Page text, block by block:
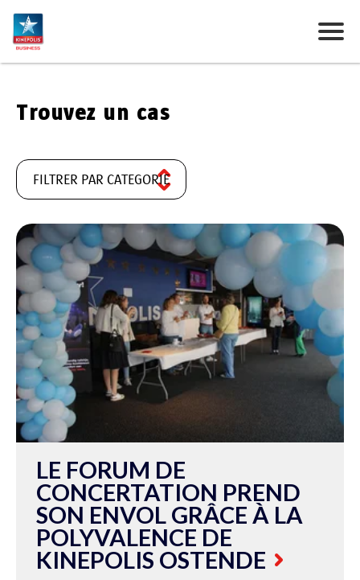
Trouvez un cas
LE FORUM DE
CONCERTATION PREND
SON ENVOL GRÂCE À LA
POLYVALENCE DE
KINEPOLIS OSTENDE